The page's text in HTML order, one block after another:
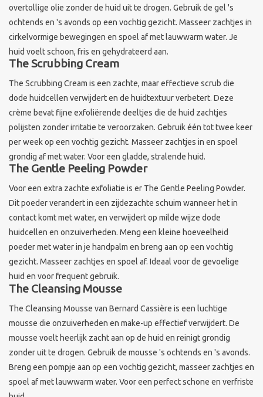
Bernard cassiere
Pascaud
PCA SKINCARE
Ekseption Skincare
Blog
Merken
overtollige olie zonder de huid uit te drogen. Gebruik de gel 's
ochtends en 's avonds op een vochtig gezicht. Masseer zachtjes in
cirkelvormige bewegingen en spoel af met lauwwarm water. Je
huid voelt schoon, fris en gehydrateerd aan.
The Scrubbing Cream
The Scrubbing Cream is een zachte, maar effectieve scrub die
dode huidcellen verwijdert en de huidtextuur verbetert. Deze
crème bevat fijne exfoliërende deeltjes die de huid zachtjes
polijsten zonder irritatie te veroorzaken. Gebruik één tot twee keer
per week op een vochtig gezicht. Masseer zachtjes in en spoel
grondig af met water. Voor een gladde, stralende huid.
The Gentle Peeling Powder
Voor een extra zachte exfoliatie is er The Gentle Peeling Powder.
Dit poeder verandert in een zijdezachte schuim wanneer het in
contact komt met water, en verwijdert op milde wijze dode
huidcellen en onzuiverheden. Meng een kleine hoeveelheid
poeder met water in je handpalm en breng aan op een vochtig
gezicht. Masseer zachtjes en spoel af. Ideaal voor de gevoelige
huid en voor frequent gebruik.
The Cleansing Mousse
The Cleansing Mousse van Bernard Cassière is een luchtige
mousse die onzuiverheden en make-up effectief verwijdert. De
mousse voelt heerlijk zacht aan op de huid en reinigt grondig
zonder uit te drogen. Gebruik de mousse 's ochtends en 's avonds.
Breng een pompje aan op een vochtig gezicht, masseer zachtjes en
spoel af met lauwwarm water. Voor een perfect schone en verfriste